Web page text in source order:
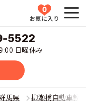
0
お気に入り
5522
日曜休み
馬県 柳瀬橋自動車教